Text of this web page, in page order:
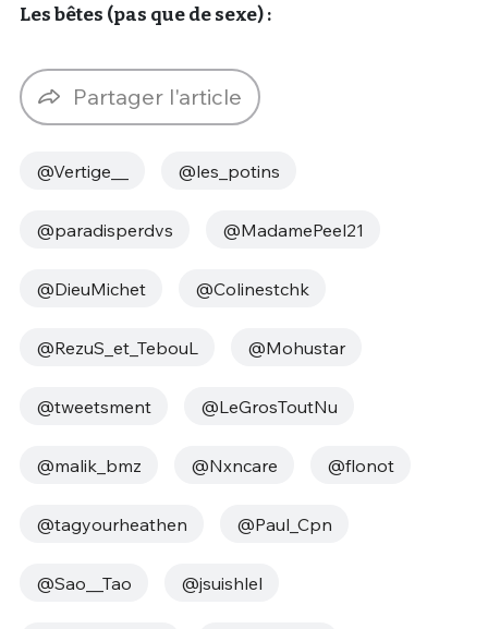
Les bêtes (pas que de sexe) :
Partager l'article
@Vertige__ @les_potins
@paradisperdvs @MadamePeel21
@DieuMichet @Colinestchk
@RezuS_et_TebouL @Mohustar
@tweetsment @LeGrosToutNu
@malik_bmz @Nxncare @flonot
@tagyourheathen @Paul_Cpn
@Sao__Tao @jsuishlel